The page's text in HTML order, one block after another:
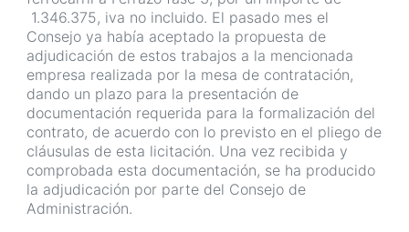
1.346.375, iva no incluido. El pasado mes el
Consejo ya había aceptado la propuesta de
adjudicación de estos trabajos a la mencionada
empresa realizada por la mesa de contratación,
dando un plazo para la presentación de
documentación requerida para la formalización del
contrato, de acuerdo con lo previsto en el pliego de
cláusulas de esta licitación. Una vez recibida y
comprobada esta documentación, se ha producido
la adjudicación por parte del Consejo de
Administración.